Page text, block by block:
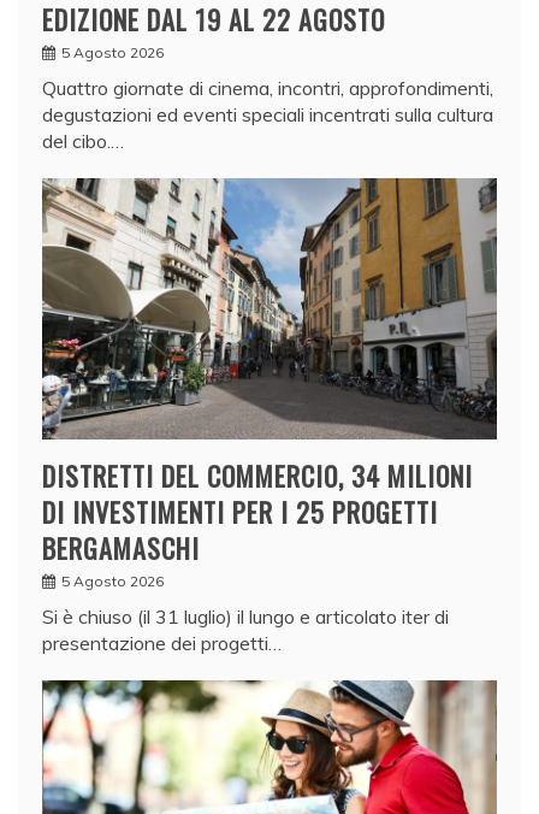
EDIZIONE DAL 19 AL 22 AGOSTO
5 Agosto 2026
Quattro giornate di cinema, incontri, approfondimenti,
degustazioni ed eventi speciali incentrati sulla cultura
del cibo.…
DISTRETTI DEL COMMERCIO, 34 MILIONI
DI INVESTIMENTI PER I 25 PROGETTI
BERGAMASCHI
5 Agosto 2026
Si è chiuso (il 31 luglio) il lungo e articolato iter di
presentazione dei progetti…